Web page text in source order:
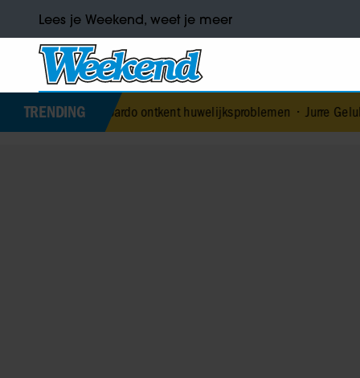
Lees je Weekend, weet je meer
TRENDING
ontkent huwelijksproblemen•Jurre Geluk heeft nieuwe